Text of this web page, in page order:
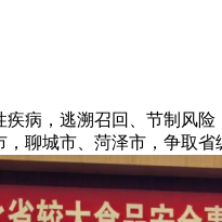
，逃溯召回、节制风险
聊城市、菏泽市，争取